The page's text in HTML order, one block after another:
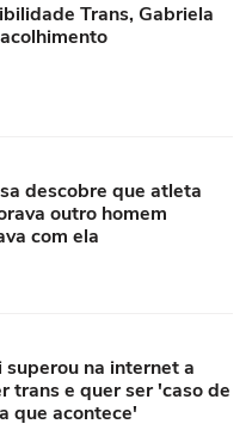
Trans, Gabriela
descobre que atleta
outro homem
com ela
superou na internet a
trans e quer ser 'caso de
que acontece'